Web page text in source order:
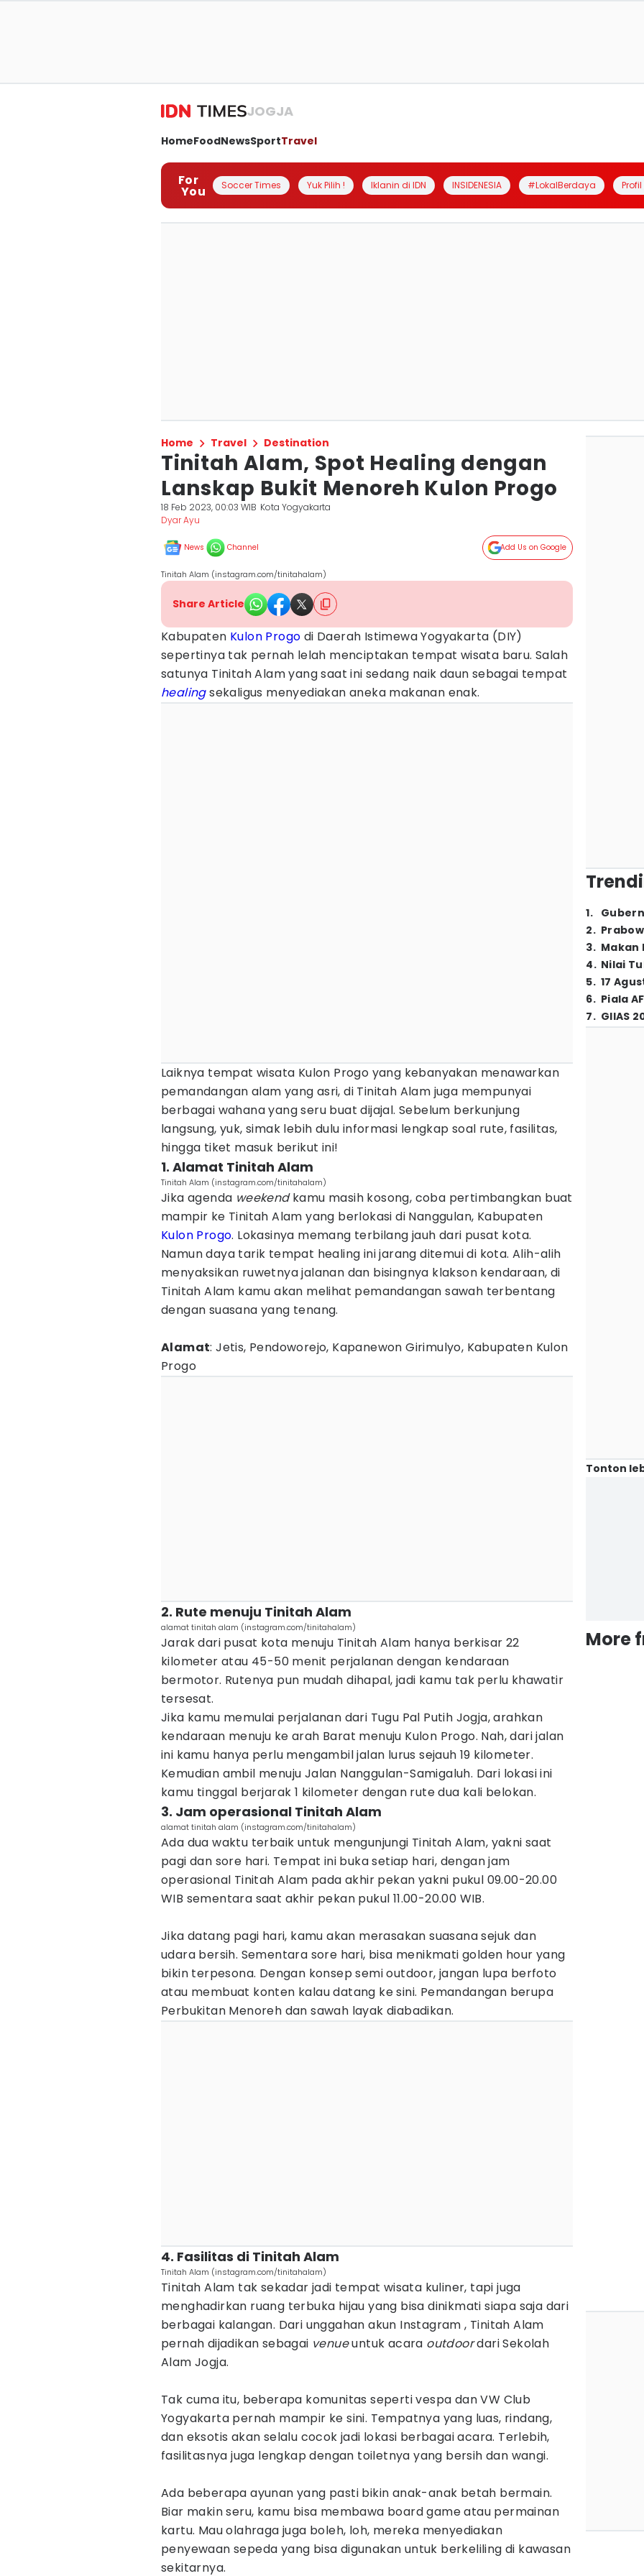
JOGJA
HomeFoodNewsSportTravel
For
You Soccer Times Yuk Pilih ! Iklanin di IDN INSIDENESIA #LokalBerdaya
Home Travel Destination
Tinitah Alam, Spot Healing dengan
Lanskap Bukit Menoreh Kulon Progo
18 Feb 2023, 00:03 WIB Kota Yogyakarta
Dyar Ayu
News Channel Add Us on Google
Tinitah Alam (instagram.com/tinitahalam)
Share Article
Kabupaten Kulon Progo di Daerah Istimewa Yogyakarta (DIY)
sepertinya tak pernah lelah menciptakan tempat wisata baru. Salah
satunya Tinitah Alam yang saat ini sedang naik daun sebagai tempat
healingsekaligus menyediakan aneka makanan enak.
Laiknya tempat wisata Kulon Progo yang kebanyakan menawarkan
pemandangan alam yang asri, di Tinitah Alam juga mempunyai
berbagai wahana yang seru buat dijajal. Sebelum berkunjung
langsung, yuk, simak lebih dulu informasi lengkap soal rute, fasilitas,
hingga tiket masuk berikut ini!
1. Alamat Tinitah Alam
Tinitah Alam (instagram.com/tinitahalam)
Jika agenda weekendkamu masih kosong, coba pertimbangkan buat
mampir ke Tinitah Alam yang berlokasi di Nanggulan, Kabupaten
Kulon Progo. Lokasinya memang terbilang jauh dari pusat kota.
Namun daya tarik tempat healing ini jarang ditemui di kota. Alih-alih
menyaksikan ruwetnya jalanan dan bisingnya klakson kendaraan, di
Tinitah Alam kamu akan melihat pemandangan sawah terbentang
dengan suasana yang tenang.
Alamat: Jetis, Pendoworejo, Kapanewon Girimulyo, Kabupaten Kulon
Progo
2. Rute menuju Tinitah Alam
alamat tinitah alam (instagram.com/tinitahalam)
Jarak dari pusat kota menuju Tinitah Alam hanya berkisar 22
kilometer atau 45-50 menit perjalanan dengan kendaraan
bermotor. Rutenya pun mudah dihapal, jadi kamu tak perlu khawatir
tersesat.
Jika kamu memulai perjalanan dari Tugu Pal Putih Jogja, arahkan
kendaraan menuju ke arah Barat menuju Kulon Progo. Nah, dari jalan
ini kamu hanya perlu mengambil jalan lurus sejauh 19 kilometer.
Kemudian ambil menuju Jalan Nanggulan-Samigaluh. Dari lokasi ini
kamu tinggal berjarak 1 kilometer dengan rute dua kali belokan.
3. Jam operasional Tinitah Alam
alamat tinitah alam (instagram.com/tinitahalam)
Ada dua waktu terbaik untuk mengunjungi Tinitah Alam, yakni saat
pagi dan sore hari. Tempat ini buka setiap hari, dengan jam
operasional Tinitah Alam pada akhir pekan yakni pukul 09.00-20.00
WIB sementara saat akhir pekan pukul 11.00-20.00 WIB.
Jika datang pagi hari, kamu akan merasakan suasana sejuk dan
udara bersih. Sementara sore hari, bisa menikmati golden hour yang
bikin terpesona. Dengan konsep semi outdoor, jangan lupa berfoto
atau membuat konten kalau datang ke sini. Pemandangan berupa
Perbukitan Menoreh dan sawah layak diabadikan.
4. Fasilitas di Tinitah Alam
Tinitah Alam (instagram.com/tinitahalam)
Tinitah Alam tak sekadar jadi tempat wisata kuliner, tapi juga
menghadirkan ruang terbuka hijau yang bisa dinikmati siapa saja dari
berbagai kalangan. Dari unggahan akun Instagram , Tinitah Alam
pernah dijadikan sebagai venueuntuk acara outdoordari Sekolah
Alam Jogja.
Tak cuma itu, beberapa komunitas seperti vespa dan VW Club
Yogyakarta pernah mampir ke sini. Tempatnya yang luas, rindang,
dan eksotis akan selalu cocok jadi lokasi berbagai acara. Terlebih,
fasilitasnya juga lengkap dengan toiletnya yang bersih dan wangi.
Ada beberapa ayunan yang pasti bikin anak-anak betah bermain.
Biar makin seru, kamu bisa membawa board game atau permainan
kartu. Mau olahraga juga boleh, loh, mereka menyediakan
penyewaan sepeda yang bisa digunakan untuk berkeliling di kawasan
sekitarnya.
1.
2.
3. Makan
4. Nilai
5. 17
6. Piala
7. GIIAS
Tonton
More